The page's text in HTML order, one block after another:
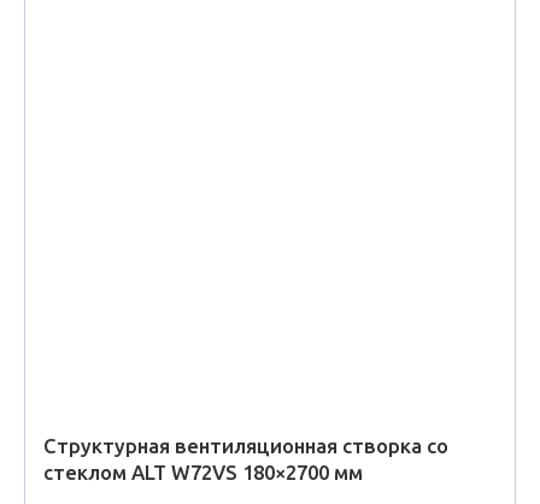
Структурная вентиляционная створка со
стеклом ALT W72VS 180×2700 мм